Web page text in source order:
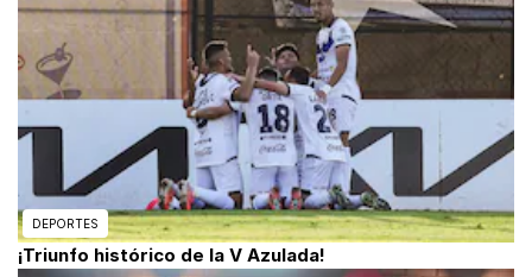
DEPORTES
¡Triunfo histórico de la V Azulada!